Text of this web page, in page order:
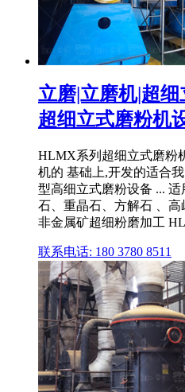
立磨|立磨机|超
超细立式磨粉机
HLMX系列超细立式磨粉
机的 基础上,开发的适合
型高细立式磨粉设备 ...
石、重晶石、方解石 、
非金属矿超细粉磨加工
联系电话: 180 3780 8511